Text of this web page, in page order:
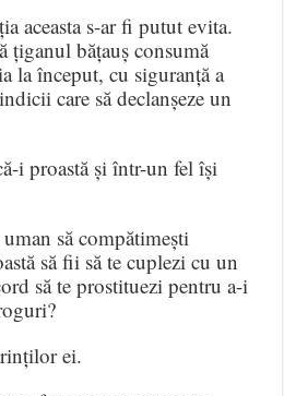
aceasta s-ar fi putut evita.
țiganul bățauș consumă
la început, cu siguranță a
care să declanșeze un
i proastă și într-un fel își
să compătimești
să fii să te cuplezi cu un
să te prostituezi pentru a-i
ei.